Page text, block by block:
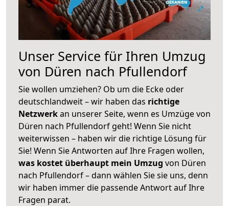
Unser Service für Ihren Umzug
von Düren nach Pfullendorf
Sie wollen umziehen? Ob um die Ecke oder
deutschlandweit – wir haben das richtige
Netzwerkan unserer Seite, wenn es Umzüge von
Düren nach Pfullendorf geht! Wenn Sie nicht
weiterwissen – haben wir die richtige Lösung für
Sie! Wenn Sie Antworten auf Ihre Fragen wollen,
was kostet überhaupt mein Umzug von Düren
nach Pfullendorf – dann wählen Sie sie uns, denn
wir haben immer die passende Antwort auf Ihre
Fragen parat.